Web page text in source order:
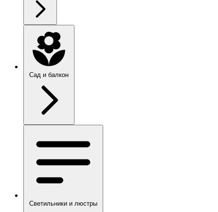
Сад и балкон
Светильники и люстры